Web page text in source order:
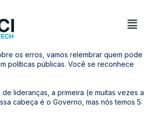
os erros, vamos relembrar quem pode
políticas públicas. Você se reconhece
lideranças, a primeira (e muitas vezes a
cabeça é o Governo, mas nós temos 5: